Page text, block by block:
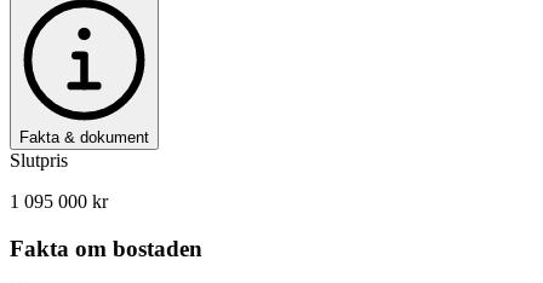
Fakta & dokument
Slutpris
1 095 000 kr
Fakta om bostaden